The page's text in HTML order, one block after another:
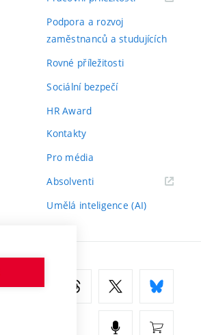
Podpora a rozvoj
zaměstnanců a studujících
Rovné příležitosti
Sociální bezpečí
HR Award
Kontakty
Pro média
Absolventi(externí
Umělá inteligence (AI)